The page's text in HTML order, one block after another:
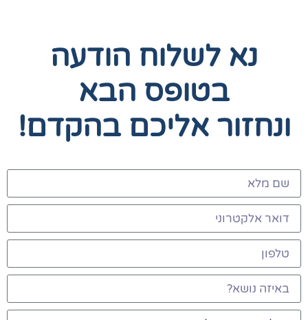
נא לשלוח הודעה
בטופס הבא
ונחזור אליכם בהקדם!